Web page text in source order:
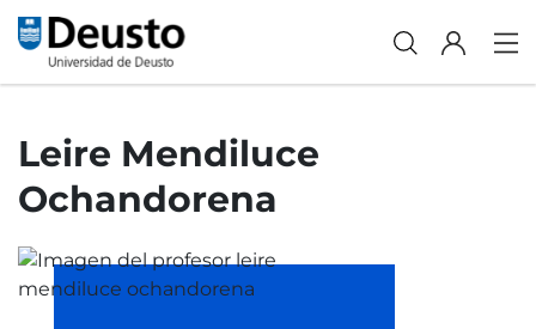
Leire Mendiluce
Ochandorena